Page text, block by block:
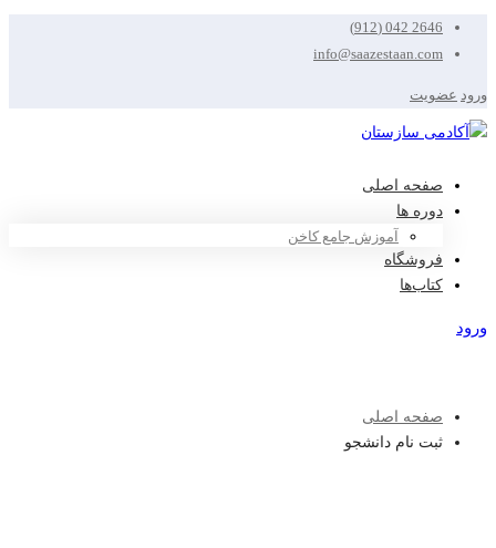
2646 042 (912)
info@saazestaan.com
ورود عضویت
صفحه اصلی
دوره ها
آموزش جامع کاخن
فروشگاه
کتاب‌ها
ورود
صفحه اصلی
ثبت نام دانشجو